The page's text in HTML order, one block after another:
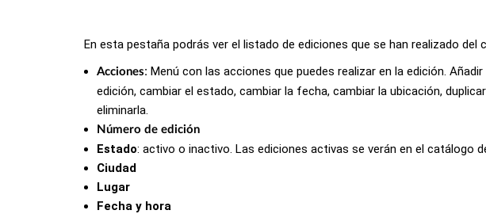
En esta pestaña podrás ver el listado de ediciones que se han realizado del
Acciones: Menú con las acciones que puedes realizar en la edición.
edición, cambiar el estado, cambiar la fecha, cambiar la ubicación,
eliminarla.
Número de edición
Estado: activo o inactivo. Las ediciones activas se verán en el catálogo
Ciudad
Lugar
Fecha y hora